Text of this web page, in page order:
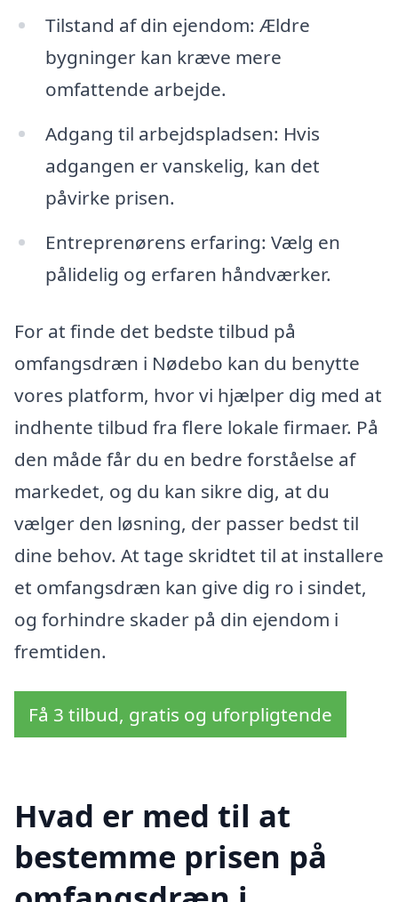
Tilstand af din ejendom: Ældre
bygninger kan kræve mere
omfattende arbejde.
Adgang til arbejdspladsen: Hvis
adgangen er vanskelig, kan det
påvirke prisen.
Entreprenørens erfaring: Vælg en
pålidelig og erfaren håndværker.
For at finde det bedste tilbud på
omfangsdræn i Nødebo kan du benytte
vores platform, hvor vi hjælper dig med at
indhente tilbud fra flere lokale firmaer. På
den måde får du en bedre forståelse af
markedet, og du kan sikre dig, at du
vælger den løsning, der passer bedst til
dine behov. At tage skridtet til at installere
et omfangsdræn kan give dig ro i sindet,
og forhindre skader på din ejendom i
fremtiden.
Få 3 tilbud, gratis og uforpligtende
Hvad er med til at
bestemme prisen på